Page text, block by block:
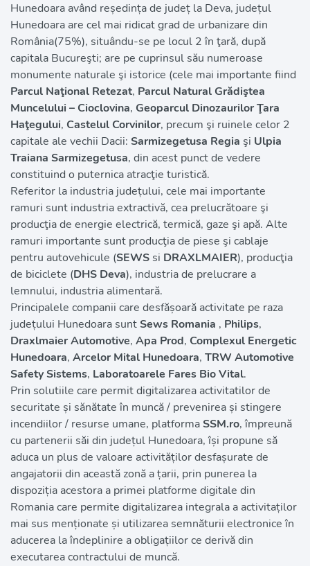
Hunedoara având reședința de județ la Deva, județul
Hunedoara are cel mai ridicat grad de urbanizare din
România(75%), situându-se pe locul 2 în ţară, după
capitala Bucureşti; are pe cuprinsul său numeroase
Parcul Naţional Retezat, Parcul Natural Grădiştea
Muncelului – Cioclovina, Geoparcul Dinozaurilor Ţara
Haţegului, Castelul Corvinilor, precum şi ruinele celor 2
capitale ale vechii Dacii: Sarmizegetusa Regia şi Ulpia
Traiana Sarmizegetusa, din acest punct de vedere
constituind o puternica atracţie turistică.
Referitor la industria județului, cele mai importante
ramuri sunt industria extractivă, cea prelucrătoare şi
producţia de energie electrică, termică, gaze şi apă. Alte
ramuri importante sunt producţia de piese şi cablaje
pentru autovehicule (SEWS si DRAXLMAIER), producţia
de biciclete (DHS Deva), industria de prelucrare a
lemnului, industria alimentară.
Principalele companii care desfășoară activitate pe raza
județului Hunedoara sunt Sews Romania , Philips
Draxlmaier Automotive, Apa Prod, Complexul Energetic
Hunedoara, Arcelor Mital Hunedoara, TRW Automotive
Safety Sistems, Laboratoarele Fares Bio Vital.
Prin solutiile care permit digitalizarea activitatilor de
securitate și sănătate în muncă / prevenirea și stingere
incendiilor / resurse umane, platforma SSM.ro, împreună
cu partenerii săi din județul Hunedoara, își propune să
aduca un plus de valoare activităților desfașurate de
angajatorii din această zonă a țarii, prin punerea la
dispoziția acestora a primei platforme digitale din
Romania care permite digitalizarea integrala a activitaților
mai sus menționate și utilizarea semnăturii electronice în
aducerea la îndeplinire a obligațiilor ce derivă din
executarea contractului de muncă.